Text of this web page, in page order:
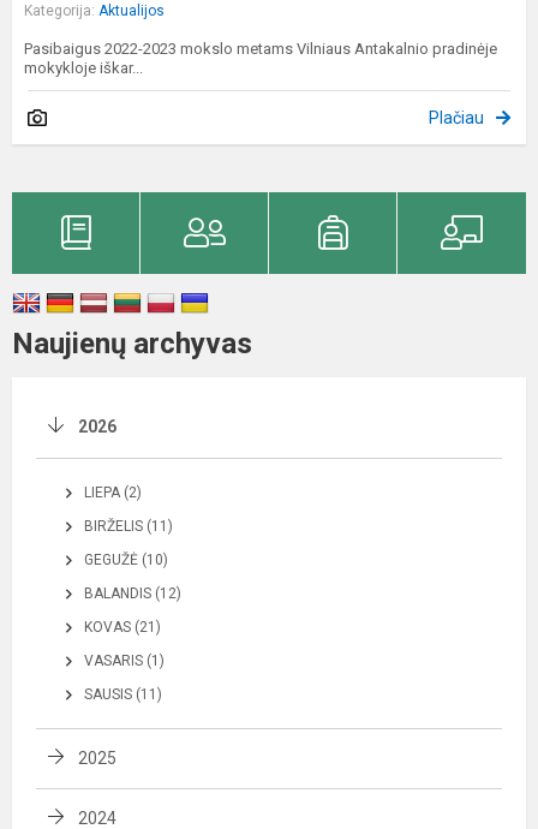
Kategorija: Aktualijos
Pasibaigus 2022-2023 mokslo metams Vilniaus Antakalnio pradinėje
mokykloje iškar...
Plačiau
Naujienų archyvas
2026
LIEPA (2)
BIRŽELIS (11)
GEGUŽĖ (10)
BALANDIS (12)
KOVAS (21)
VASARIS (1)
SAUSIS (11)
2025
2024